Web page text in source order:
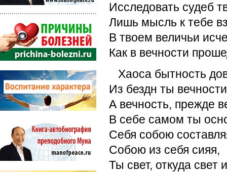
Исследовать судеб
Лишь мысль к тебе
В твоем величьи
Как в вечности
Хаоса бытность
Из бездн ты
А вечность, прежде
В себе самом ты
Себя собою
Собою из себя сияя,
Ты свет, откуда свет